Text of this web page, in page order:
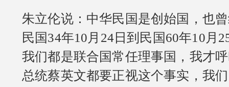
朱立伦说：中华民国是创始国，也
民国34年10月24日到民国60年10月
我们都是联合国常任理事国，我才
总统蔡英文都要正视这个事实，我